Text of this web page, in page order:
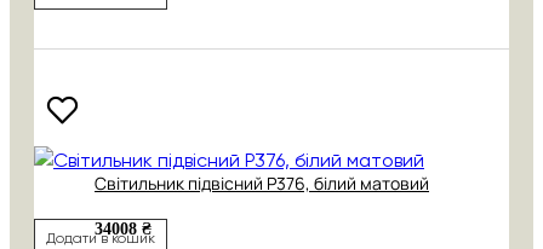
Cвітильник підвісний P376, білий матовий
34008 ₴
Додати в кошик